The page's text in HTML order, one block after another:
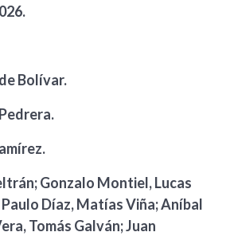
Bolívar.
Gonzalo Montiel, Lucas
Díaz, Matías Viña; Aníbal
Tomás Galván; Juan